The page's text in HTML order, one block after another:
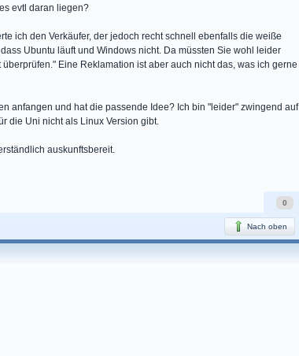
evtl daran liegen?
ich den Verkäufer, der jedoch recht schnell ebenfalls die weiße
Ubuntu läuft und Windows nicht. Da müssten Sie wohl leider
Eine Reklamation ist aber auch nicht das, was ich gerne
anfangen und hat die passende Idee? Ich bin "leider" zwingend auf
die Uni nicht als Linux Version gibt.
auskunftsbereit.
0
Nach oben